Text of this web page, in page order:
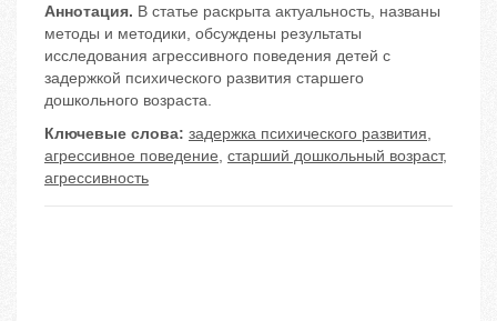
Аннотация. В статье раскрыта актуальность, названы
методы и методики, обсуждены результаты
исследования агрессивного поведения детей с
задержкой психического развития старшего
дошкольного возраста.
Ключевые слова: задержка психического развития,
агрессивное поведение, старший дошкольный возраст,
агрессивность